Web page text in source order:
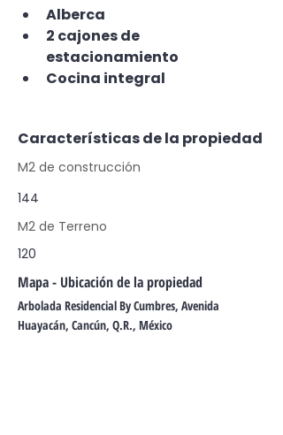
Alberca
2 cajones de
estacionamiento
Cocina integral
Características de la propiedad
M2 de construcción
144
M2 de Terreno
120
Mapa - Ubicación de la propiedad
Arbolada Residencial By Cumbres, Avenida
Huayacán, Cancún, Q.R., México